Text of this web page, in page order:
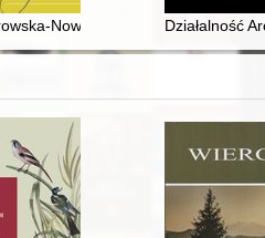
Nowak (1925–2003) :Działalność